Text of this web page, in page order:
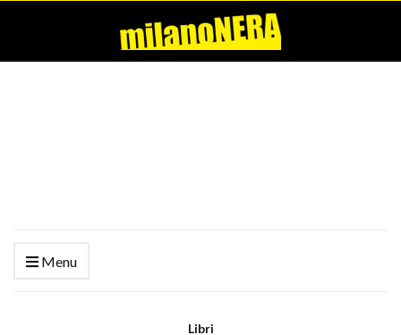
Menu
Libri